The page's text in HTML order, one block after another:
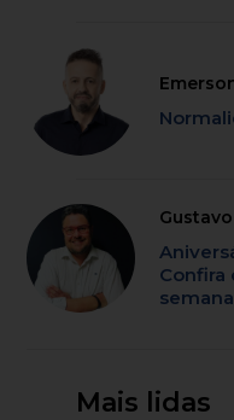
Confira
Mais lidas